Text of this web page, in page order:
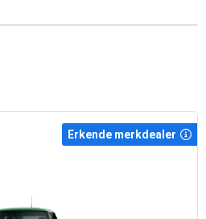
Erkende merkdealer